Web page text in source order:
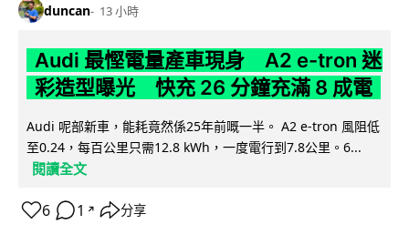
duncan 13 小時
Audi 最慳電量產車現身 A2 e-tron 迷
彩造型曝光 快充 26 分鐘充滿 8 成電
Audi 呢部新車，能耗竟然係25年前嘅一半。 A2 e-tron 風阻低
至0.24，每百公里只需12.8 kWh，一度電行到7.8公里。6...
閱讀全文
6 1 ↗ 分享